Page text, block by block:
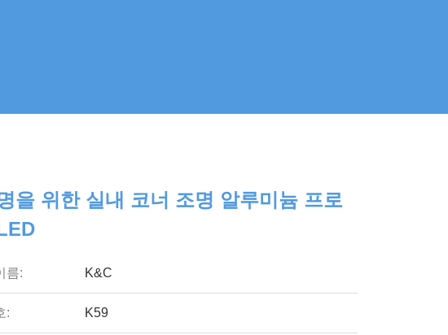
을 위한 실내 코너 조명 알루미늄 프로
름: K&C
: K59